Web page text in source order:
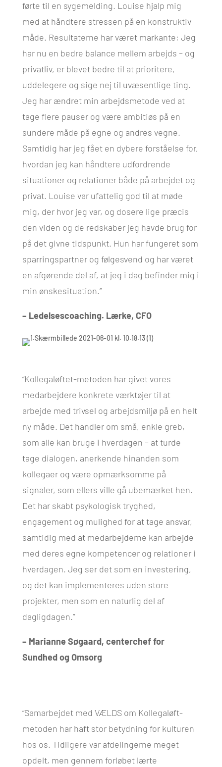
førte til en sygemelding. Louise hjalp mig
med at håndtere stressen på en konstruktiv
måde. Resultaterne har været markante; Jeg
har nu en bedre balance mellem arbejds – og
privatliv, er blevet bedre til at prioritere,
uddelegere og sige nej til uvæsentlige ting.
Jeg har ændret min arbejdsmetode ved at
tage flere pauser og være ambitiøs på en
sundere måde på egne og andres vegne.
Samtidig har jeg fået en dybere forståelse for,
hvordan jeg kan håndtere udfordrende
situationer og relationer både på arbejdet og
privat. Louise var ufattelig god til at møde
mig, der hvor jeg var, og dosere lige præcis
den viden og de redskaber jeg havde brug for
på det givne tidspunkt. Hun har fungeret som
sparringspartner og følgesvend og har været
en afgørende del af, at jeg i dag befinder mig i
min ønskesituation.”
– Ledelsescoaching. Lærke, CFO
“Kollegaløftet-metoden har givet vores
medarbejdere konkrete værktøjer til at
arbejde med trivsel og arbejdsmiljø på en helt
ny måde. Det handler om små, enkle greb,
som alle kan bruge i hverdagen – at turde
tage dialogen, anerkende hinanden som
kollegaer og være opmærksomme på
signaler, som ellers ville gå ubemærket hen.
Det har skabt psykologisk tryghed,
engagement og mulighed for at tage ansvar,
samtidig med at medarbejderne kan arbejde
med deres egne kompetencer og relationer i
hverdagen. Jeg ser det som en investering,
og det kan implementeres uden store
projekter, men som en naturlig del af
dagligdagen.”
– Marianne Søgaard, centerchef for
Sundhed og Omsorg
“Samarbejdet med VÆLDS om Kollegaløft-
metoden har haft stor betydning for kulturen
hos os. Tidligere var afdelingerne meget
opdelt, men gennem forløbet lærte